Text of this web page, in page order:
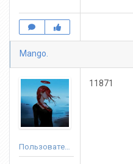
Mango.
Пользователь
11871